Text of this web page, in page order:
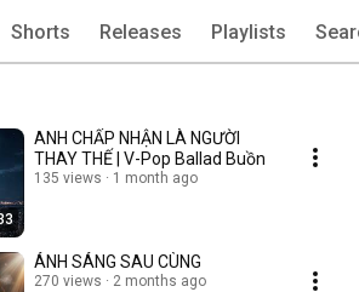
Shorts Releases Playlists
ANH CHẤP NHẬN LÀ NGƯỜI
THAY THẾ | V-Pop Ballad Buồn
135 views 1 month ago
ÁNH SÁNG SAU CÙNG
270 views 2 months ago